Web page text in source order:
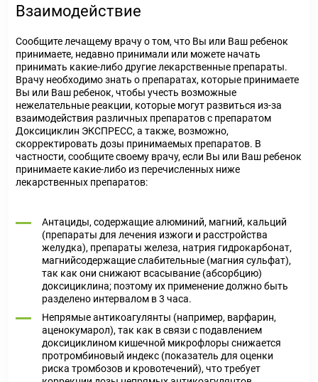
Взаимодействие
Сообщите лечащему врачу о том, что Вы или Ваш ребенок
принимаете, недавно принимали или можете начать
принимать какие-либо другие лекарственные препараты.
Врачу необходимо знать о препаратах, которые принимаете
Вы или Ваш ребенок, чтобы учесть возможные
нежелательные реакции, которые могут развиться из-за
взаимодействия различных препаратов с препаратом
Доксициклин ЭКСПРЕСС, а также, возможно,
скорректировать дозы принимаемых препаратов. В
частности, сообщите своему врачу, если Вы или Ваш ребенок
принимаете какие-либо из перечисленных ниже
лекарственных препаратов:
Антациды, содержащие алюминий, магний, кальций
(препараты для лечения изжоги и расстройства
желудка), препараты железа, натрия гидрокарбонат,
магнийсодержащие слабительные (магния сульфат),
так как они снижают всасывание (абсорбцию)
доксициклина; поэтому их применение должно быть
разделено интервалом в 3 часа.
Непрямые антикоагулянты (например, варфарин,
аценокумарол), так как в связи с подавлением
доксициклином кишечной микрофлоры снижается
протромбиновый индекс (показатель для оценки
риска тромбозов и кровотечений), что требует